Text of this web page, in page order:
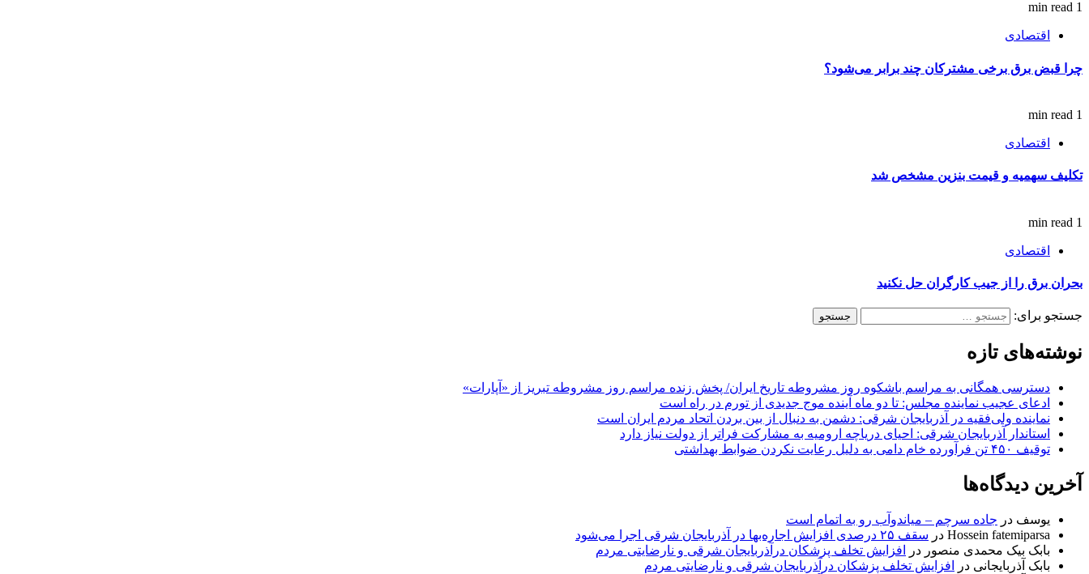
1 min read
اقتصادی
چرا قبض برق برخی مشترکان چند برابر می‌شود؟
1 min read
اقتصادی
تکلیف سهمیه و قیمت بنزین مشخص شد
1 min read
اقتصادی
بحران برق را از جیب کارگران حل نکنید
جستجو برای:
نوشته‌های تازه
دسترسی همگانی به مراسم باشکوه روز مشروطه تاریخ ایران/ پخش زنده مراسم روز مشروطه تبریز از «آپارات»
ادعای عجیب نماینده مجلس: تا دو ماه آینده موج جدیدی از تورم در راه است
نماینده ولی‌فقیه در آذربایجان شرقی: دشمن به دنبال از بین بردن اتحاد مردم ایران است
استاندار آذربایجان شرقی: احیای دریاچه ارومیه به مشارکت فراتر از دولت نیاز دارد
توقیف ۴۵۰ تن فرآورده خام دامی به دلیل رعایت نکردن ضوابط بهداشتی
آخرین دیدگاه‌ها
یوسف در جاده سرچم – میاندوآب رو به اتمام است
Hossein fatemiparsa در سقف ۲۵ درصدی افزایش اجاره‌بها در آذربایجان شرقی اجرا می‌شود
بابک بیک محمدی منصور در
افزایش تخلف پزشکان درآذربایجان شرقی و نارضایتی مردم
بابک آذربایجانی در
افزایش تخلف پزشکان درآذربایجان شرقی و نارضایتی مردم